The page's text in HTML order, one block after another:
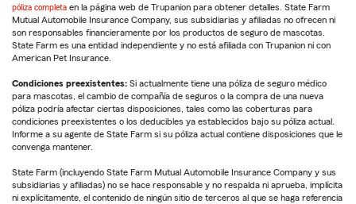
póliza completa en la página web de Trupanion para obtener detalles. State Farm
Mutual Automobile Insurance Company, sus subsidiarias y afiliadas no ofrecen ni
son responsables financieramente por los productos de seguro de mascotas.
State Farm es una entidad independiente y no está afiliada con Trupanion ni con
American Pet Insurance.
Condiciones preexistentes: Si actualmente tiene una póliza de seguro médico
para mascotas, el cambio de compañía de seguros o la compra de una nueva
póliza podría afectar ciertas disposiciones, tales como las coberturas para
condiciones preexistentes o los deducibles ya establecidos bajo su póliza actual.
Informe a su agente de State Farm si su póliza actual contiene disposiciones que le
convenga mantener.
State Farm (incluyendo State Farm Mutual Automobile Insurance Company y sus
subsidiarias y afiliadas) no se hace responsable y no respalda ni aprueba, implícita
ni explícitamente, el contenido de ningún sitio de terceros al que se haga referencia